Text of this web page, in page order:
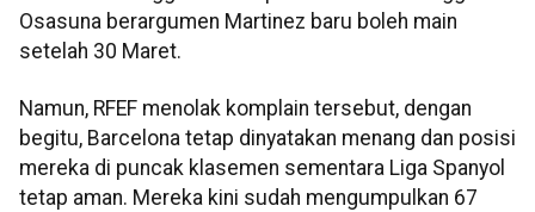
Osasuna berargumen Martinez baru boleh main
setelah 30 Maret.
Namun, RFEF menolak komplain tersebut, dengan
begitu, Barcelona tetap dinyatakan menang dan posisi
mereka di puncak klasemen sementara Liga Spanyol
tetap aman. Mereka kini sudah mengumpulkan 67